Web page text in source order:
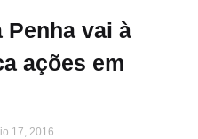
Penha vai à
ações em
17, 2016